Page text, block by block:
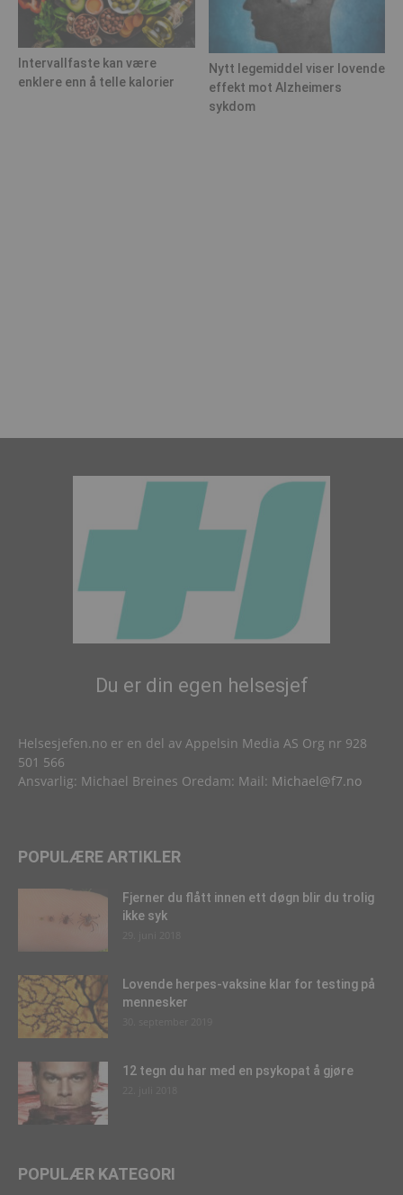
Intervallfaste kan være
enklere enn å telle kalorier
Nytt legemiddel viser lovende
effekt mot Alzheimers
sykdom
Du er din egen helsesjef
Helsesjefen.no er en del av Appelsin Media AS Org nr 928
501 566
Ansvarlig: Michael Breines Oredam: Mail: Michael@f7.no
POPULÆRE ARTIKLER
Fjerner du flått innen ett døgn blir du trolig
ikke syk
Lovende herpes-vaksine klar for testing på
mennesker
12 tegn du har med en psykopat å gjøre
POPULÆR KATEGORI